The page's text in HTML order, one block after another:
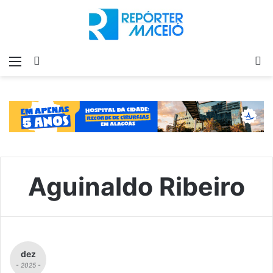
Menu
Aguinaldo Ribeiro
dez
- 2025 -